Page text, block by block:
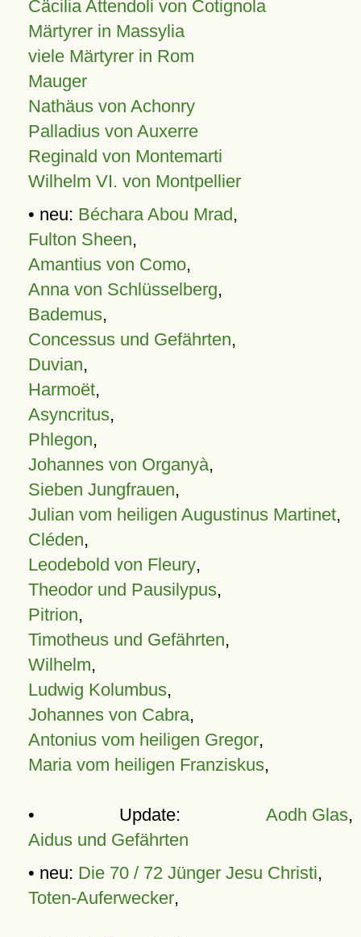
Cäcilia Attendoli von Cotignola
Märtyrer in Massylia
viele Märtyrer in Rom
Mauger
Nathäus von Achonry
Palladius von Auxerre
Reginald von Montemarti
Wilhelm VI. von Montpellier
• neu: Béchara Abou Mrad,
Fulton Sheen,
Amantius von Como,
Anna von Schlüsselberg,
Bademus,
Concessus und Gefährten,
Duvian,
Harmoët,
Asyncritus,
Phlegon,
Johannes von Organyà,
Sieben Jungfrauen,
Julian vom heiligen Augustinus Martinet,
Cléden,
Leodebold von Fleury,
Theodor und Pausilypus,
Pitrion,
Timotheus und Gefährten,
Wilhelm,
Ludwig Kolumbus,
Johannes von Cabra,
Antonius vom heiligen Gregor,
Maria vom heiligen Franziskus,
• Update: Aodh Glas,
Aidus und Gefährten
• neu: Die 70 / 72 Jünger Jesu Christi,
Toten-Auferwecker,